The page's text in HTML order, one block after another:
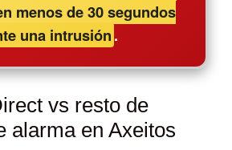
menos de 30 segundos
una intrusión.
vs resto de
alarma en Axeitos